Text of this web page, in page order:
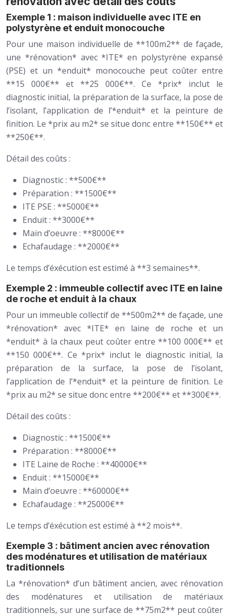
Exemple 1 : maison individuelle avec ITE en
polystyrène et enduit monocouche
Pour une maison individuelle de **100m2** de façade,
une *rénovation* avec *ITE* en polystyrène expansé
(PSE) et un *enduit* monocouche peut coûter entre
**15 000€** et **25 000€**. Ce *prix* inclut le
diagnostic initial, la préparation de la surface, la pose de
l’isolant, l’application de l’*enduit* et la peinture de
finition. Le *prix au m2* se situe donc entre **150€** et
**250€**.
Détail des coûts :
Diagnostic : **500€**
Préparation : **1500€**
ITE PSE : **5000€**
Enduit : **3000€**
Main d’oeuvre : **8000€**
Echafaudage : **2000€**
Le temps d’éxécution est estimé à **3 semaines**.
Exemple 2 : immeuble collectif avec ITE en laine
de roche et enduit à la chaux
Pour un immeuble collectif de **500m2** de façade, une
*rénovation* avec *ITE* en laine de roche et un
*enduit* à la chaux peut coûter entre **100 000€** et
**150 000€**. Ce *prix* inclut le diagnostic initial, la
préparation de la surface, la pose de l’isolant,
l’application de l’*enduit* et la peinture de finition. Le
*prix au m2* se situe donc entre **200€** et **300€**.
Détail des coûts :
Diagnostic : **1500€**
Préparation : **8000€**
ITE Laine de Roche : **40000€**
Enduit : **15000€**
Main d’oeuvre : **60000€**
Echafaudage : **25000€**
Le temps d’éxécution est estimé à **2 mois**.
Exemple 3 : bâtiment ancien avec rénovation
des modénatures et utilisation de matériaux
traditionnels
La *rénovation* d’un bâtiment ancien, avec rénovation
des modénatures et utilisation de matériaux
traditionnels, sur une surface de **75m2** peut coûter